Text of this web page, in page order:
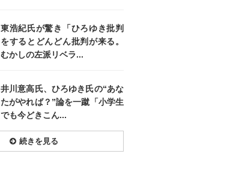
東浩紀氏が驚き「ひろゆき批判
をするとどんどん批判が来る。
むかしの左派リベラ...
井川意高氏、ひろゆき氏の“あな
たがやれば？”論を一蹴「小学生
でも今どきこん...
続きを見る